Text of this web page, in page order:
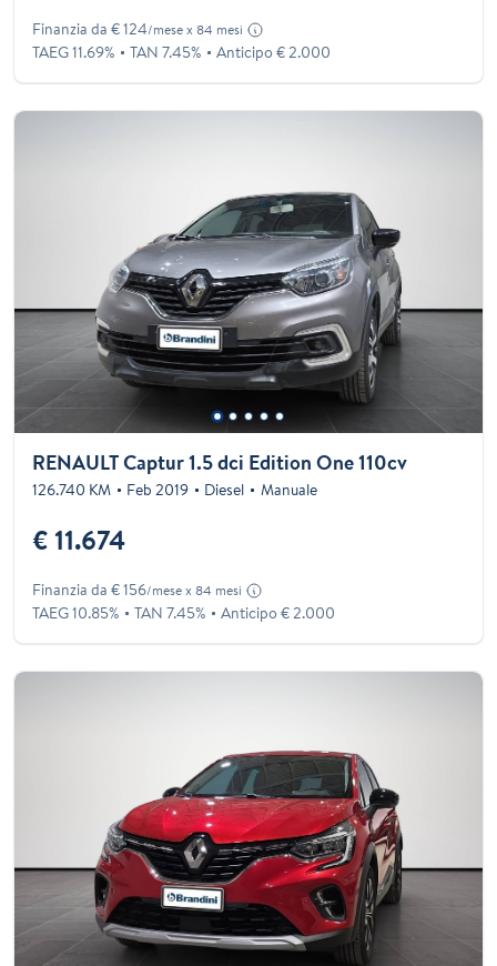
Finanzia da € 124/mese x 84 mesi
TAEG 11.69% TAN 7.45% Anticipo € 2.000
RENAULT Captur 1.5 dci Edition One 110cv
126.740 KM Feb 2019 Diesel Manuale
€ 11.674
Finanzia da € 156/mese x 84 mesi
TAEG 10.85% TAN 7.45% Anticipo € 2.000